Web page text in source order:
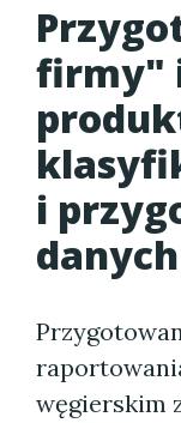
firmy"
i
węgierskim